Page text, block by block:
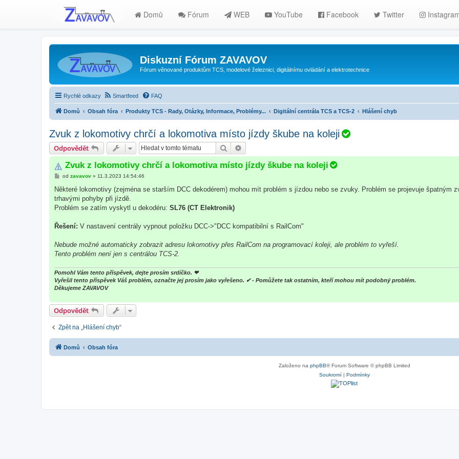
Domů Fórum WEB YouTube Facebook Twitter
Diskuzní Fórum ZAVAVOV
Fórum věnované produktům TCS, modelové železnici, digitálnímu ovládání a elektrotechnice
Rychlé odkazy Smartfeed FAQ
Domů Obsah fóra Produkty TCS - Rady, Otázky, Informace, Problémy... Digitální centrála TCS a TCS-2 Hlášení chyb
Zvuk z lokomotivy chrčí a lokomotiva místo jízdy škube na koleji
ř
e
Odpovědět Hledat
Zvuk z lokomotivy chrčí a lokomotiva místo jízdy škube na koleji
P
í
p
ě
k
od zavavov» 11.3.2023 14:54:46
Některé lokomotivy (zejména se starším DCC dekodérem) mohou mít problém s jízdou nebo se zvuky. Problém se projevuje špatným
trhavými pohyby při jízdě.
Problém se zatím vyskytl u dekodéru: SL76 (CT Elektronik)
Řešení: V nastavení centrály vypnout položku DCC->"DCC kompatibilní s RailCom"
Nebude možné automaticky zobrazit adresu lokomotivy přes RailCom na programovací koleji, ale problém to vyřeší.
Tento problém není jen s centrálou TCS-2.
Pomohl Vám tento příspěvek, dejte prosím srdíčko. ❤
Vyřešil tento příspěvek Váš problém, označte jej prosím jako vyřešeno. ✔ - Pomůžete tak ostatním, kteří mohou mít podobný problém.
Děkujeme ZAVAVOV
Odpovědět
Zpět na „Hlášení chyb“
Domů Obsah fóra
Založeno na phpBB® Forum Software © phpBB Limited
Soukromí| Podmínky